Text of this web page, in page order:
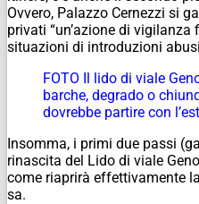
Ovvero, Palazzo Cernezzi si
privati “un’azione di
situazioni di introduzioni
FOTO Il lido di viale
barche, degrado o
dovrebbe partire con
Insomma, i primi due passi
rinascita del Lido di viale
come riaprirà effettivamente
sa.